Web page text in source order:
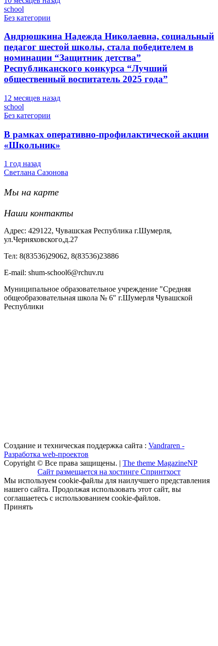
school
Без категории
Андрюшкина Надежда Николаевна, социальный
педагог шестой школы, стала победителем в
номинации “Защитник детства”
Республиканского конкурса “Лучший
общественный воспитатель 2025 года”
12 месяцев назад
school
Без категории
В рамках оперативно-профилактической акции
«Школьник»
1 год назад
Светлана Сазонова
Мы на карте
Наши контакты
Адрес: 429122, Чувашская Республика г.Шумерля,
ул.Черняховского,д.27
Тел: 8(83536)29062, 8(83536)23886
Е-mail: shum-school6@rchuv.ru
Муниципальное образовательное учреждение "Средняя
общеобразовательная школа № 6" г.Шумерля Чувашской
Республики
Создание и техническая поддержка сайта : Vandraren -
Разработка web-проектов
Copyright © Все права защищены. | The theme MagazineNP
Сайт размещается на хостинге Спринтхост
Мы используем cookie-файлы для наилучшего представления
нашего сайта. Продолжая использовать этот сайт, вы
соглашаетесь с использованием cookie-файлов.
Принять